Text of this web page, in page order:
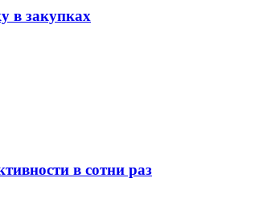
в закупках
в сотни раз